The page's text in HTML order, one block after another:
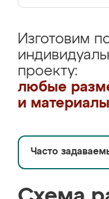
Изготовим
проекту:
любые
и материалы
Часто